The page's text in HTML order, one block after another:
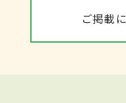
ご掲載